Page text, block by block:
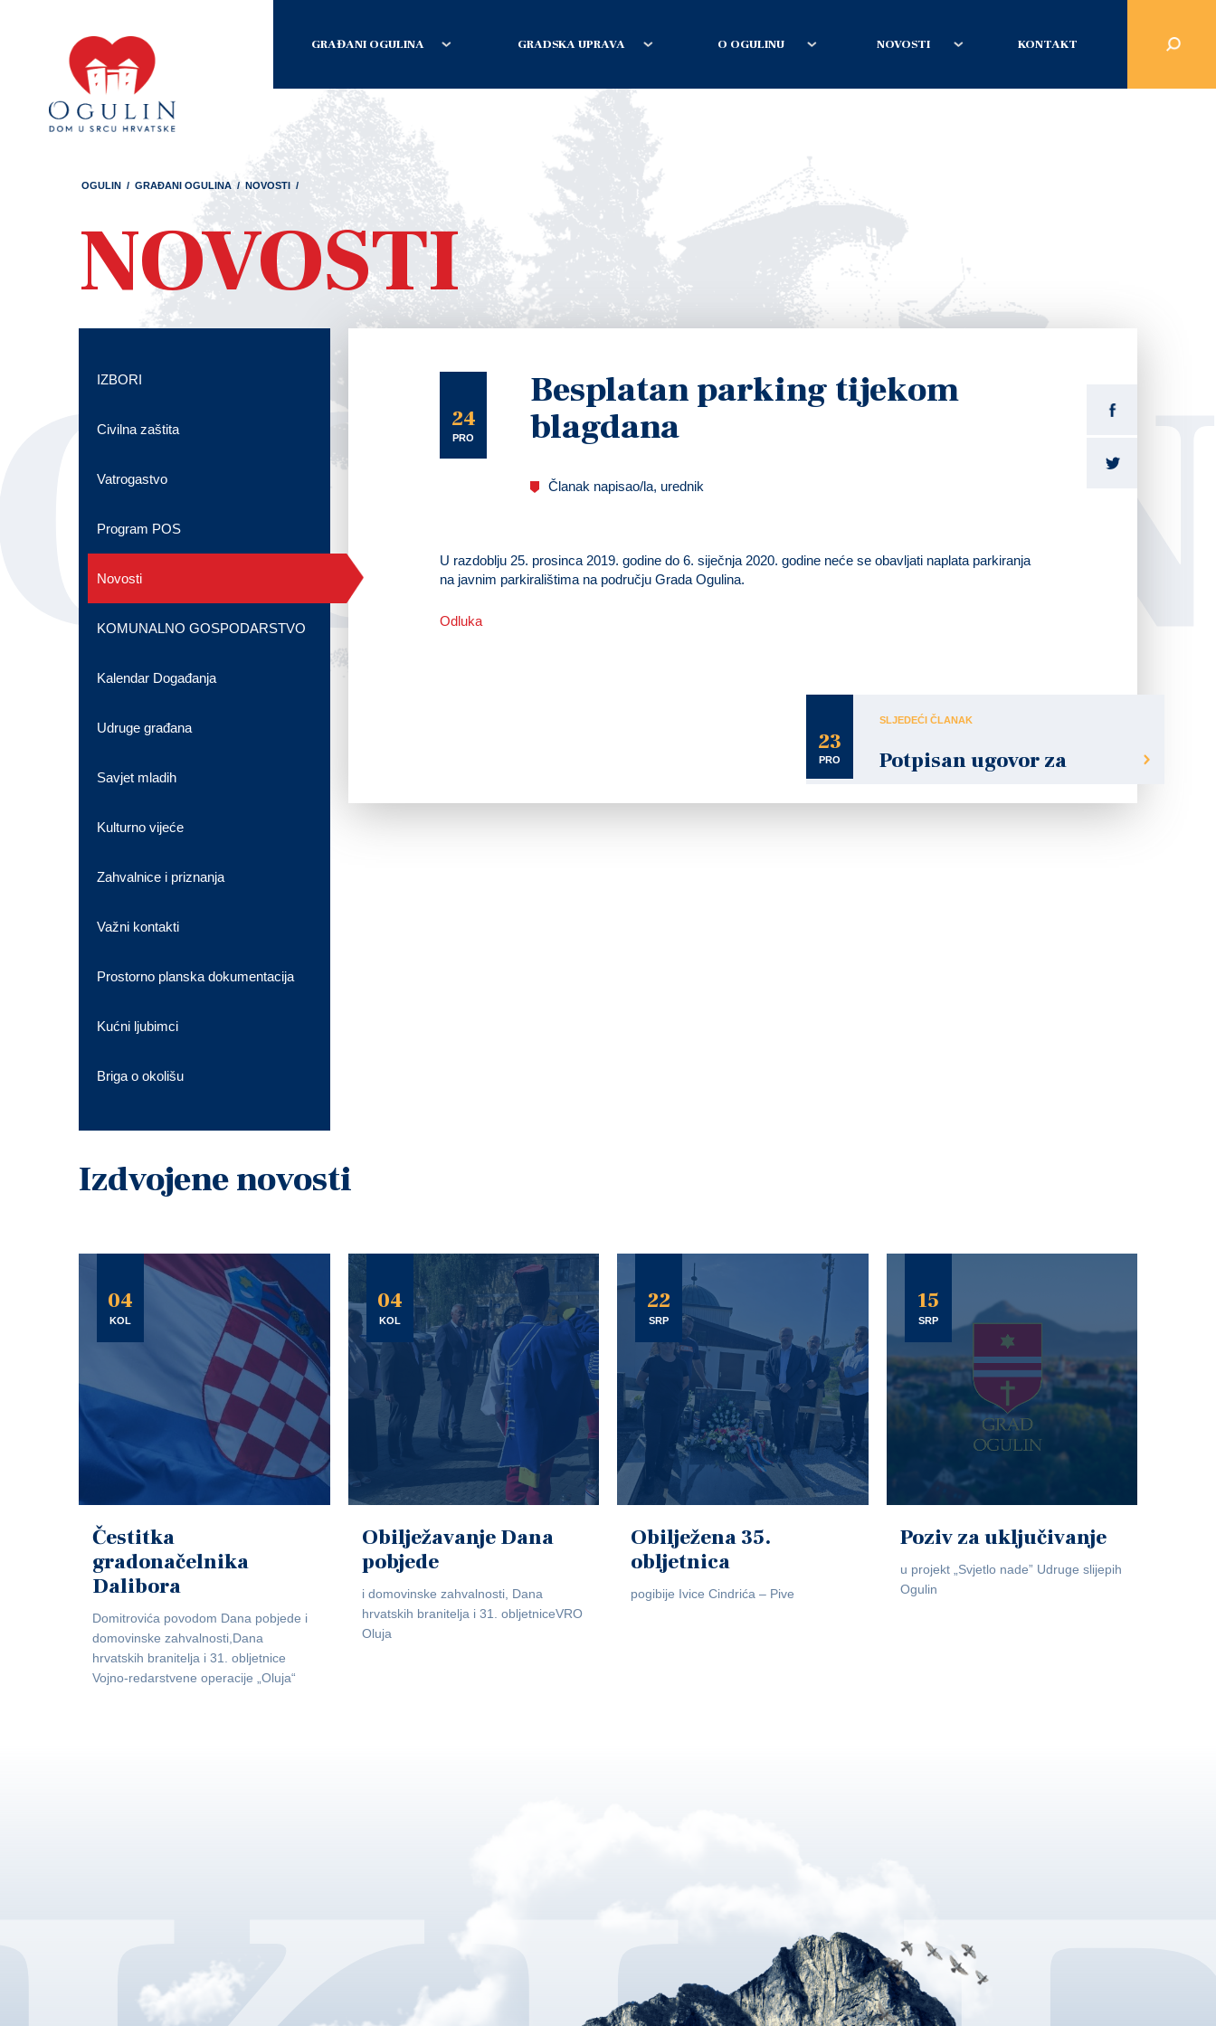
GRAĐANI OGULINA GRADSKA UPRAVA O OGULINU NOVOSTI KONTAKT
OGULIN / GRAĐANI OGULINA / NOVOSTI /
NOVOSTI
24
PRO
Besplatan parking tijekom
blagdana
Članak napisao/la, urednik
U razdoblju 25. prosinca 2019. godine do 6. siječnja 2020. godine neće se obavljati naplata parkiranja
na javnim parkiralištima na području Grada Ogulina.
Odluka
23
PRO
SLJEDEĆI ČLANAK
Potpisan ugovor za
IZBORI
Civilna zaštita
Vatrogastvo
Program POS
Novosti
KOMUNALNO GOSPODARSTVO
Kalendar Događanja
Udruge građana
Savjet mladih
Kulturno vijeće
Zahvalnice i priznanja
Važni kontakti
Prostorno planska dokumentacija
Kućni ljubimci
Briga o okolišu
Izdvojene novosti
04
KOL
Čestitka
gradonačelnika
Dalibora
Domitrovića povodom Dana pobjede i
domovinske zahvalnosti,Dana
hrvatskih branitelja i 31. obljetnice
Vojno-redarstvene operacije „Oluja“
04
KOL
Obilježavanje Dana
pobjede
i domovinske zahvalnosti, Dana
hrvatskih branitelja i 31. obljetniceVRO
Oluja
22
SRP
Obilježena 35.
obljetnica
pogibije Ivice Cindrića – Pive
15
SRP
Poziv za uključivanje
u projekt „Svjetlo nade” Udruge slijepih
Ogulin